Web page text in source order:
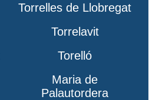
Torrelles de Llobregat
Torrelavit
Torelló
Maria de
Palautordera